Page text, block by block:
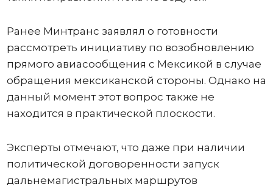
Ранее Минтранс заявлял о готовности
рассмотреть инициативу по возобновлению
прямого авиасообщения с Мексикой в случае
обращения мексиканской стороны. Однако на
данный момент этот вопрос также не
находится в практической плоскости.
Эксперты отмечают, что даже при наличии
политической договоренности запуск
дальнемагистральных маршрутов